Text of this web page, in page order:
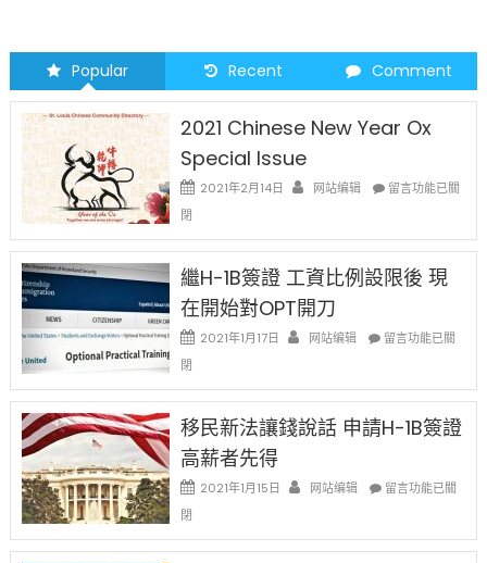
Popular Recent Comment
2021 Chinese New Year Ox
Special Issue
2021年2月14日 网站编辑
在
New
Year
Ox
中
留言功能已關
閉
繼H-1B簽證 工資比例設限後 現
在開始對OPT開刀
2021年1月17日 网站编辑
在
1B
證
比
設
留言功能已關
閉
移民新法讓錢說話 申請H-1B簽證
高薪者先得
2021年1月15日 网站编辑
在
新
留言功能已關
閉